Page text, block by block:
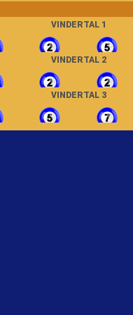
VINDERTAL 1
VINDERTAL 2
VINDERTAL 3